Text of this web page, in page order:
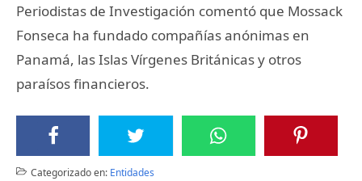
Periodistas de Investigación comentó que Mossack
Fonseca ha fundado compañías anónimas en
Panamá, las Islas Vírgenes Británicas y otros
paraísos financieros.
Categorizado en: Entidades